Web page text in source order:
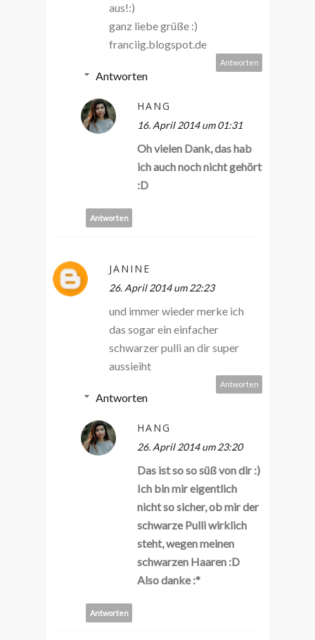
aus!:)
ganz liebe grüße :)
franciig.blogspot.de
Antworten
Antworten
HANG
16. April 2014 um 01:31
Oh vielen Dank, das hab
ich auch noch nicht gehört
:D
Antworten
JANINE
26. April 2014 um 22:23
und immer wieder merke ich
das sogar ein einfacher
schwarzer pulli an dir super
aussieiht
Antworten
Antworten
HANG
26. April 2014 um 23:20
Das ist so so süß von dir :)
Ich bin mir eigentlich
nicht so sicher, ob mir der
schwarze Pulli wirklich
steht, wegen meinen
schwarzen Haaren :D
Also danke :*
Antworten